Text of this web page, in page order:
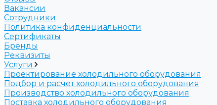
Вакансии
Сотрудники
Политика конфиденциальности
Сертификаты
Бренды
Реквизиты
Услуги
Проектирование холодильного оборудования
Подбор и расчет холодильного оборудования
Производство холодильного оборудования
Поставка холодильного оборудования